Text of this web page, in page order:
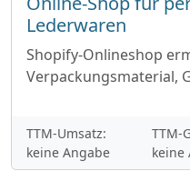
Lederwaren
Shopify-Onlineshop
Verpackungsmaterial,
TTM-Umsatz:
keine Angabe
TTM-
keine